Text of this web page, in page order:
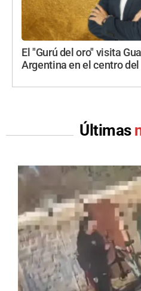
El "Gurú del oro" visita
Argentina en el centro del
Últimas